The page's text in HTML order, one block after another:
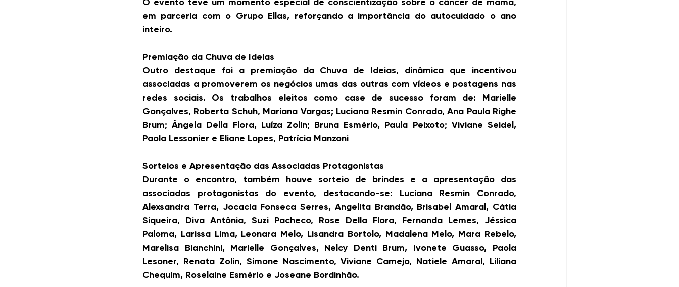
O evento teve um momento especial de conscientização sobre o câncer de mama,
em parceria com o Grupo Ellas, reforçando a importância do autocuidado o ano
inteiro.
Premiação da Chuva de Ideias
Outro destaque foi a premiação da Chuva de Ideias, dinâmica que incentivou
associadas a promoverem os negócios umas das outras com vídeos e postagens nas
redes sociais. Os trabalhos eleitos como case de sucesso foram de: Marielle
Gonçalves, Roberta Schuh, Mariana Vargas; Luciana Resmin Conrado, Ana Paula Righe
Brum; Ângela Della Flora, Luíza Zolin; Bruna Esmério, Paula Peixoto; Viviane Seidel,
Paola Lessonier e Eliane Lopes, Patrícia Manzoni
Sorteios e Apresentação das Associadas Protagonistas
Durante o encontro, também houve sorteio de brindes e a apresentação das
associadas protagonistas do evento, destacando-se: Luciana Resmin Conrado,
Alexsandra Terra, Jocacia Fonseca Serres, Angelita Brandão, Brisabel Amaral, Cátia
Siqueira, Diva Antônia, Suzi Pacheco, Rose Della Flora, Fernanda Lemes, Jéssica
Paloma, Larissa Lima, Leonara Melo, Lisandra Bortolo, Madalena Melo, Mara Rebelo,
Marelisa Bianchini, Marielle Gonçalves, Nelcy Denti Brum, Ivonete Guasso, Paola
Lesoner, Renata Zolin, Simone Nascimento, Viviane Camejo, Natiele Amaral, Liliana
Chequim, Roselaine Esmério e Joseane Bordinhão.